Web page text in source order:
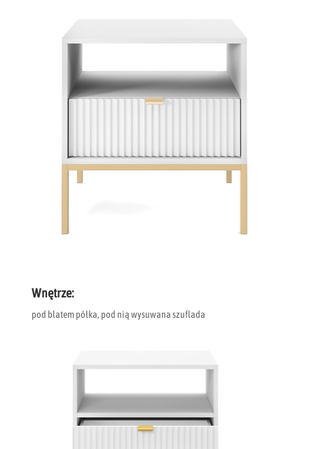
Wnętrze:
pod blatem półka, pod nią wysuwana szuflada